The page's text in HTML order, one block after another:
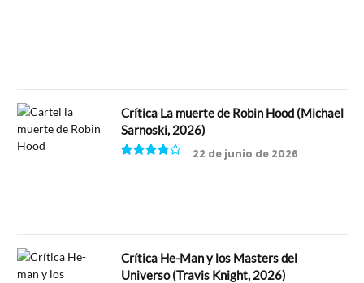
Crítica La muerte de Robin Hood (Michael
Sarnoski, 2026)
22 de junio de 2026
Crítica He-Man y los Masters del
Universo (Travis Knight, 2026)